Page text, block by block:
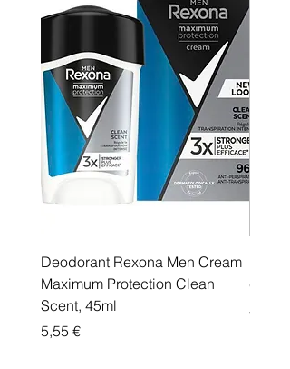
Deodorant Rexona Men Cream
Maximum Protection Clean
Scent, 45ml
Price
5,55 €
Price
5,55 €